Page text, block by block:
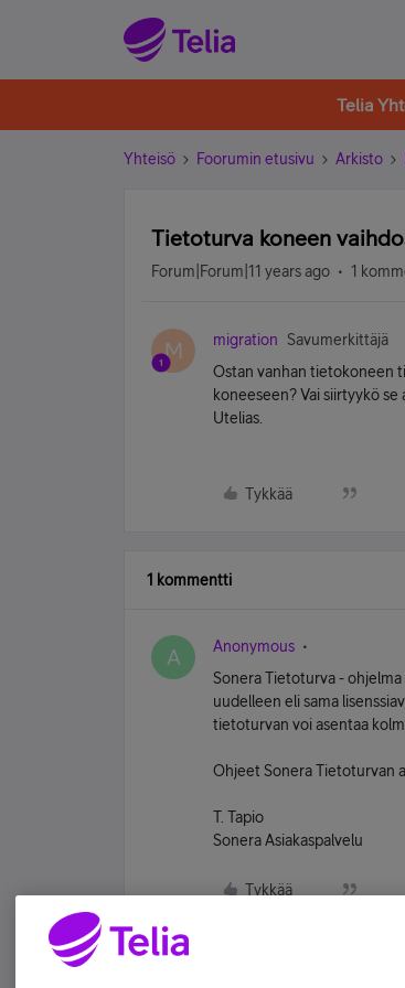
Telia
Yhteisö Foorumin etusivu Arkisto
Tietoturva koneen
Forum|Forum|11 years ago 1
M migration
Savumerkittäjä
Ostan vanhan tietokoneen
koneeseen? Vai siirtyykö
Utelias.
Tykkää
1 kommentti
A Anonymous
Sonera Tietoturva -
uudelleen eli sama
tietoturvan voi asentaa
Ohjeet Sonera Tietoturvan
T. Tapio
Sonera Asiakaspalvelu
Tykkää